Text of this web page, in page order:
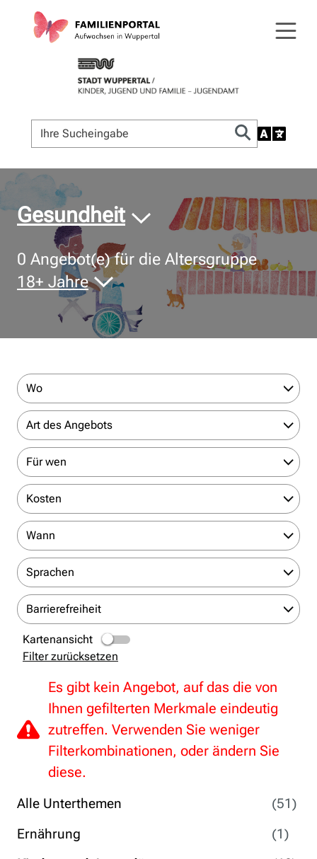
© Bildnachweis
Gesundheit
0 Angebot(e) für die Altersgruppe
18+ Jahre
Alle Unterthemen
(51)
Ernährung
(1)
Wo
Art des Angebots
Für wen
Kosten
Wann
Sprachen
Barrierefreiheit
Kartenansicht
Filter zurücksetzen
Es gibt kein Angebot, auf das die von
Ihnen gefilterten Merkmale eindeutig
zutreffen. Verwenden Sie weniger
Filterkombinationen, oder ändern Sie
diese.